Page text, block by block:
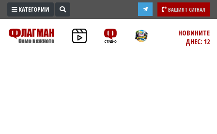
ПРОМО
ЗОНА
КАТЕГОРИИ ВАШИЯТ СИГНАЛ
НОВИНИТЕ
ДНЕС: 12